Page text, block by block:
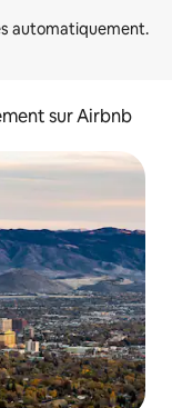
sur Airbnb